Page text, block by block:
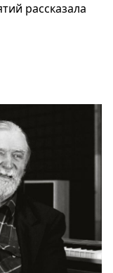
рассказала